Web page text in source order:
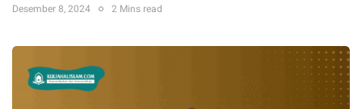
Desember 8, 2024 2 Mins read